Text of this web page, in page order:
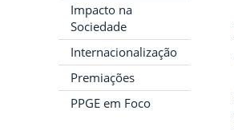
Impacto na
Sociedade
Internacionalização
Premiações
PPGE em Foco